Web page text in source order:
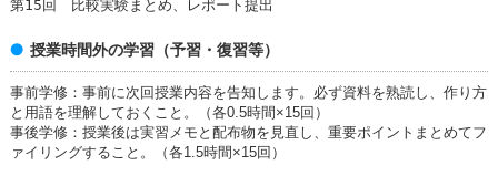
第15回 比較実験まとめ、レポート提出
授業時間外の学習（予習・復習等）
事前学修：事前に次回授業内容を告知します。必ず資料を熟読し、作り方
と用語を理解しておくこと。（各0.5時間×15回）
事後学修：授業後は実習メモと配布物を見直し、重要ポイントまとめてフ
ァイリングすること。（各1.5時間×15回）